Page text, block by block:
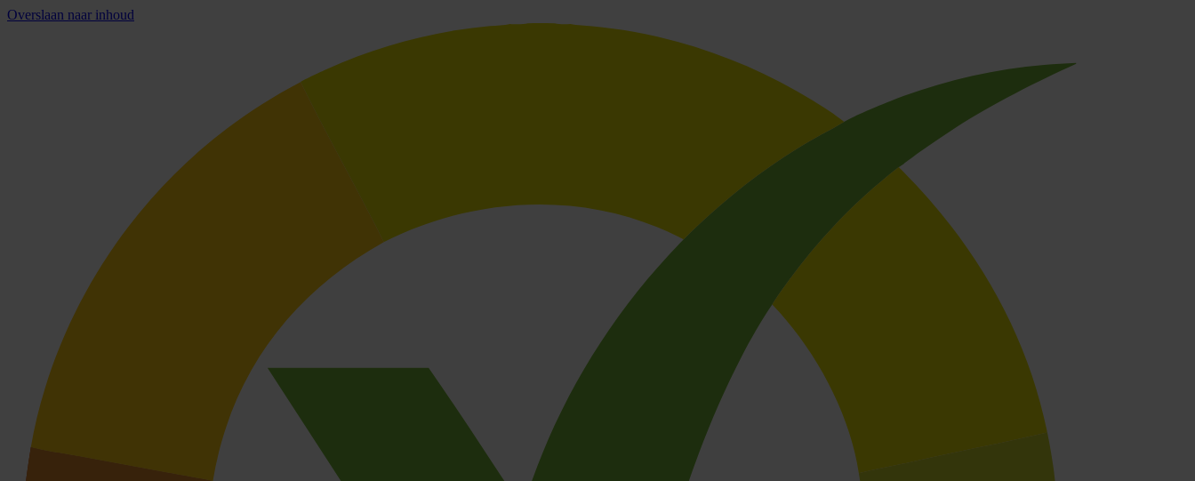
Overslaan naar inhoud